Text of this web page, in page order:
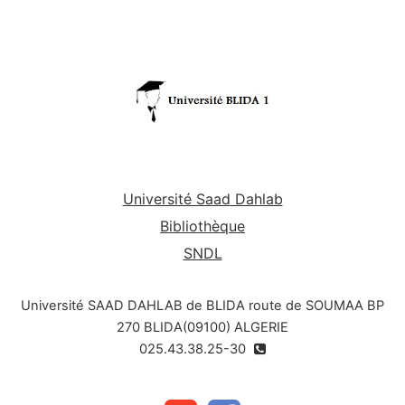
Connaitre les étapes essentielles pour
optimiser un processus ;
Acquérir les méthodes et les outils pour
Université Saad Dahlab
Bibliothèque
SNDL
Université SAAD DAHLAB de BLIDA route de SOUMAA BP
270 BLIDA(09100) ALGERIE